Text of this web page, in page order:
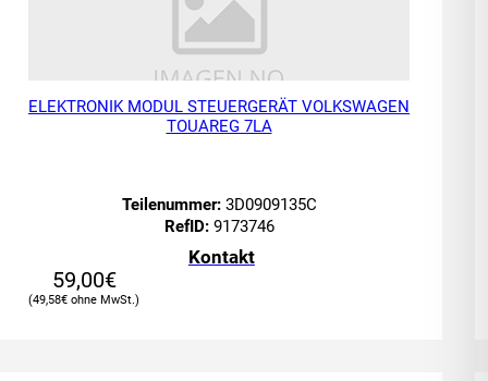
ELEKTRONIK MODUL STEUERGERÄT VOLKSWAGEN
TOUAREG 7LA
Teilenummer:3D0909135C
RefID:9173746
Kontakt
59,00€
49,58€